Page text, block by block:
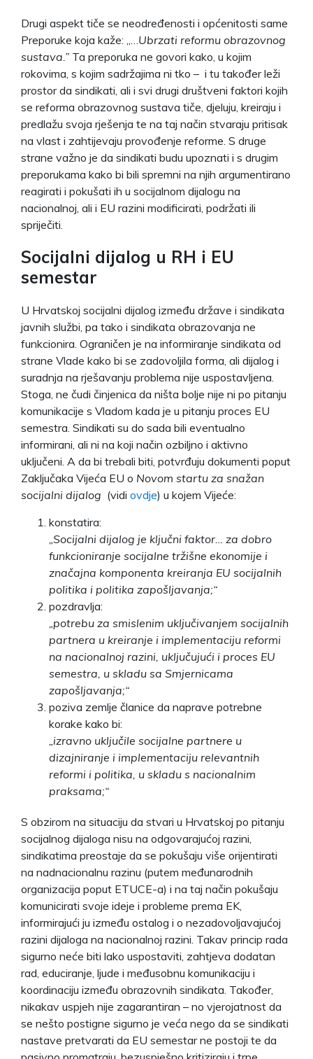
Drugi aspekt tiče se neodređenosti i općenitosti same
Preporuke koja kaže: „… Ubrzati reformu obrazovnog
sustava.” Ta preporuka ne govori kako, u kojim
rokovima, s kojim sadržajima ni tko – i tu također leži
prostor da sindikati, ali i svi drugi društveni faktori kojih
se reforma obrazovnog sustava tiče, djeluju, kreiraju i
predlažu svoja rješenja te na taj način stvaraju pritisak
na vlast i zahtijevaju provođenje reforme. S druge
strane važno je da sindikati budu upoznati i s drugim
preporukama kako bi bili spremni na njih argumentirano
reagirati i pokušati ih u socijalnom dijalogu na
nacionalnoj, ali i EU razini modificirati, podržati ili
spriječiti.
Socijalni dijalog u RH i EU
semestar
U Hrvatskoj socijalni dijalog između države i sindikata
javnih službi, pa tako i sindikata obrazovanja ne
funkcionira. Ograničen je na informiranje sindikata od
strane Vlade kako bi se zadovoljila forma, ali dijalog i
suradnja na rješavanju problema nije uspostavljena.
Stoga, ne čudi činjenica da ništa bolje nije ni po pitanju
komunikacije s Vladom kada je u pitanju proces EU
semestra. Sindikati su do sada bili eventualno
informirani, ali ni na koji način ozbiljno i aktivno
uključeni. A da bi trebali biti, potvrđuju dokumenti poput
Zaključaka Vijeća EU o Novom startu za snažan
socijalni dijalog (vidi ovdje) u kojem Vijeće:
konstatira:
„Socijalni dijalog je ključni faktor… za dobro
funkcioniranje socijalne tržišne ekonomije i
značajna komponenta kreiranja EU socijalnih
politika i politika zapošljavanja;“
pozdravlja:
„potrebu za smislenim uključivanjem socijalnih
partnera u kreiranje i implementaciju reformi
na nacionalnoj razini, uključujući i proces EU
semestra, u skladu sa Smjernicama
zapošljavanja;“
poziva zemlje članice da naprave potrebne
korake kako bi:
„izravno uključile socijalne partnere u
dizajniranje i implementaciju relevantnih
reformi i politika, u skladu s nacionalnim
praksama;“
S obzirom na situaciju da stvari u Hrvatskoj po pitanju
socijalnog dijaloga nisu na odgovarajućoj razini,
sindikatima preostaje da se pokušaju više orijentirati
na nadnacionalnu razinu (putem međunarodnih
organizacija poput ETUCE-a) i na taj način pokušaju
komunicirati svoje ideje i probleme prema EK,
informirajući ju između ostalog i o nezadovoljavajućoj
razini dijaloga na nacionalnoj razini. Takav princip rada
sigurno neće biti lako uspostaviti, zahtjeva dodatan
rad, educiranje, ljude i međusobnu komunikaciju i
koordinaciju između obrazovnih sindikata. Također,
nikakav uspjeh nije zagarantiran – no vjerojatnost da
se nešto postigne sigurno je veća nego da se sindikati
nastave pretvarati da EU semestar ne postoji te da